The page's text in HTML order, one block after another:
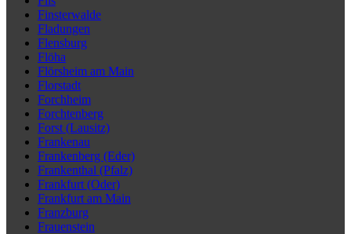
Finsterwalde
Fladungen
Flensburg
Flöha
Flörsheim am Main
Florstadt
Forchheim
Forchtenberg
Forst (Lausitz)
Frankenau
Frankenberg (Eder)
Frankenthal (Pfalz)
Frankfurt (Oder)
Frankfurt am Main
Franzburg
Frauenstein